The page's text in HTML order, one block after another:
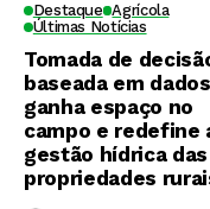
Destaque Agrícola
Últimas Notícias
Tomada de
baseada em dados
ganha espaço no
campo e redefine
gestão hídrica das
propriedades